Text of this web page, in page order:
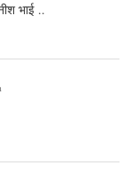
भाई ..